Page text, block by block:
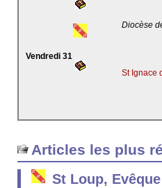
Diocèse
Vendredi 31
St Ignace
Articles les plus
St Loup,